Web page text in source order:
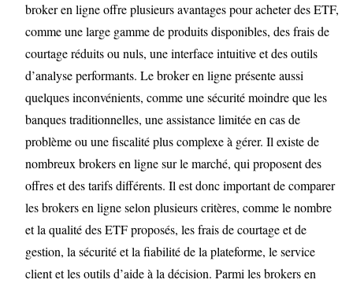
broker en ligne offre plusieurs avantages pour acheter des ETF,
comme une large gamme de produits disponibles, des frais de
courtage réduits ou nuls, une interface intuitive et des outils
d’analyse performants. Le broker en ligne présente aussi
quelques inconvénients, comme une sécurité moindre que les
banques traditionnelles, une assistance limitée en cas de
problème ou une fiscalité plus complexe à gérer. Il existe de
nombreux brokers en ligne sur le marché, qui proposent des
offres et des tarifs différents. Il est donc important de comparer
les brokers en ligne selon plusieurs critères, comme le nombre
et la qualité des ETF proposés, les frais de courtage et de
gestion, la sécurité et la fiabilité de la plateforme, le service
client et les outils d’aide à la décision. Parmi les brokers en